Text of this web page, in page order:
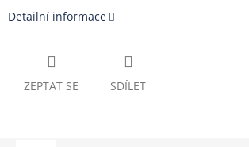
Detailní informace
ZEPTAT SE SDÍLET